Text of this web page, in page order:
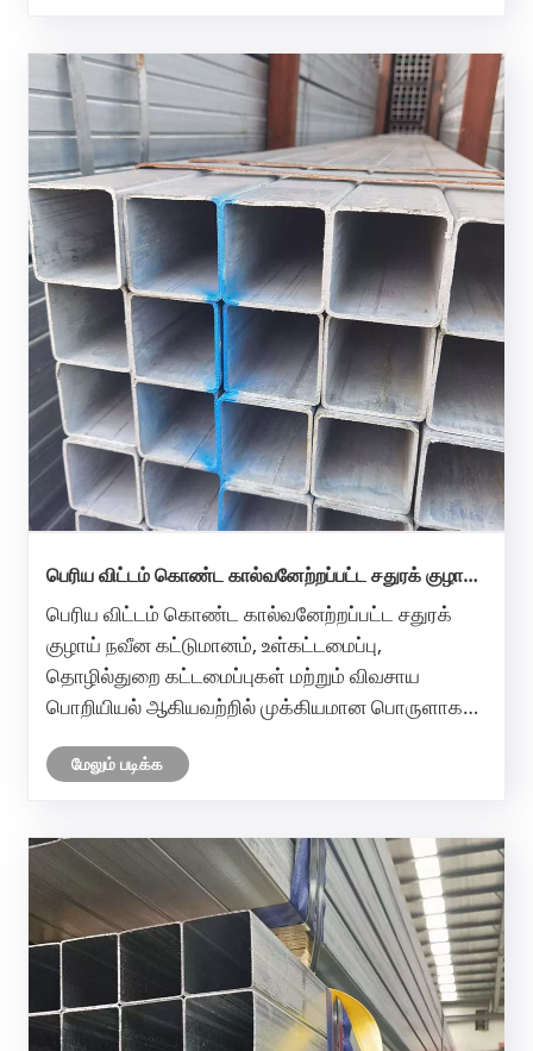
பெரிய விட்டம் கொண்ட கால்வனேற்றப்பட்ட சதுரக் குழாய்
ஏன் கட்டமைப்புப் பயன்பாடுகளுக்கான சிறந்த தேர்வாக
இருக்கிறது?
பெரிய விட்டம் கொண்ட கால்வனேற்றப்பட்ட சதுரக்
குழாய் நவீன கட்டுமானம், உள்கட்டமைப்பு,
தொழில்துறை கட்டமைப்புகள் மற்றும் விவசாய
பொறியியல் ஆகியவற்றில் முக்கியமான பொருளாக
கட்டமைப்பு நிலைத்தன்மை ஆகியவை உலகெங்கிலும்
மேலும் படிக்க